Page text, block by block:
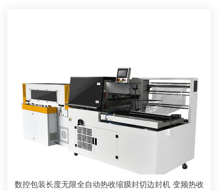
数控包装长度无限全自动热收缩膜封切边封机 变频热收